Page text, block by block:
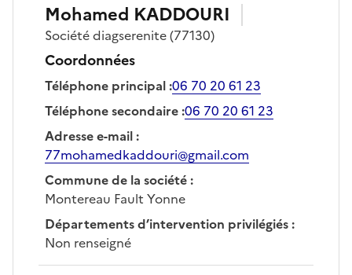
Mohamed KADDOURI
Sociétédiagserenite(77130)
Coordonnées
Téléphone principal:06 70 20 61 23
Téléphone secondaire:06 70 20 61 23
Adresse e-mail:
77mohamedkaddouri@gmail.com
Commune de la société:
Montereau Fault Yonne
Départements d’intervention privilégiés:
Non renseigné